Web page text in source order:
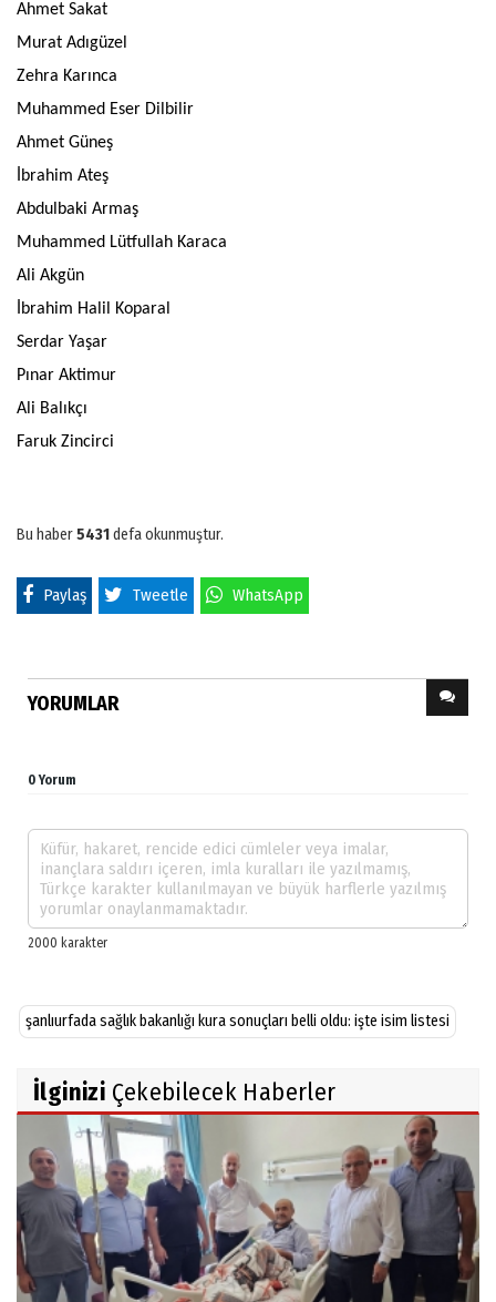
Ahmet Sakat
Murat Adıgüzel
Zehra Karınca
Muhammed Eser Dilbilir
Ahmet Güneş
İbrahim Ateş
Abdulbaki Armaş
Muhammed Lütfullah Karaca
Ali Akgün
İbrahim Halil Koparal
Serdar Yaşar
Pınar Aktimur
Ali Balıkçı
Faruk Zincirci
Bu haber5431defa okunmuştur.
Paylaş Tweetle WhatsApp
YORUMLAR
0 Yorum
şanlıurfada sağlık bakanlığı kura sonuçları belli oldu: işte isim listesi
İlginizi Çekebilecek Haberler